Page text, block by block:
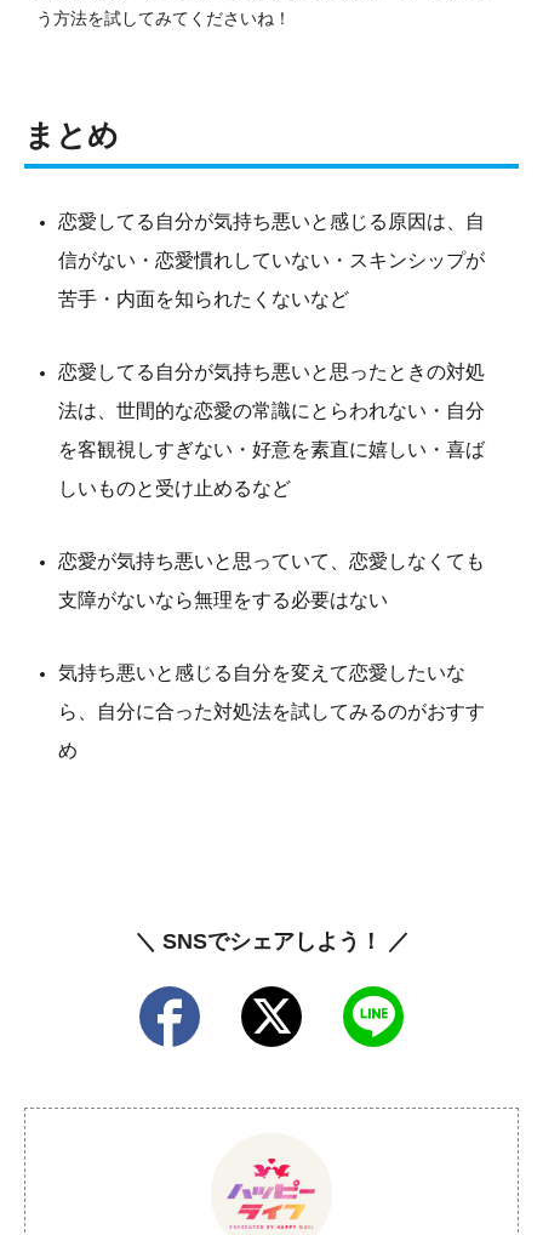
う方法を試してみてくださいね！
まとめ
恋愛してる自分が気持ち悪いと感じる原因は、自
信がない・恋愛慣れしていない・スキンシップが
苦手・内面を知られたくないなど
恋愛してる自分が気持ち悪いと思ったときの対処
法は、世間的な恋愛の常識にとらわれない・自分
を客観視しすぎない・好意を素直に嬉しい・喜ば
しいものと受け止めるなど
恋愛が気持ち悪いと思っていて、恋愛しなくても
支障がないなら無理をする必要はない
気持ち悪いと感じる自分を変えて恋愛したいな
ら、自分に合った対処法を試してみるのがおすす
め
＼ SNSでシェアしよう！ ／